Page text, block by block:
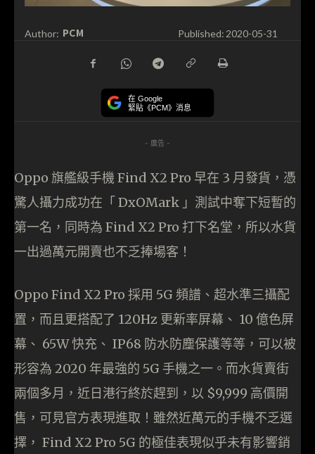
Author: PCM Published: 2020-05-31
在 Google
緊貼《PCM》消息
- 廣告 -
Oppo 旗艦級手機 Find X2 Pro 早在 3 月發貨，憑
驚人攝力成功在「 DxOMark 」測試中奪下短暫的
第一名，同時為 Find X2 Pro 打下名堂，所以水貨
一出過萬元開賣也不乏捧場客！
Oppo Find X2 Pro 採用 5G 頻譜、超水準三攝配
置，而且更搭配了 120Hz 更新率屏幕、 10 億色屏
幕、 65W 快充、 IP68 防水防塵保護等等，可以被
形容為 2020 年最強的 5G 手機之一。而水貨賣街
兩個多月，近日港行終於趕到，以 $9,999 高價開
售，可見官方表現進取！雖然近萬元的手機不乏選
擇， Find X2 Pro 5G 的極佳表現似乎未有影響銷